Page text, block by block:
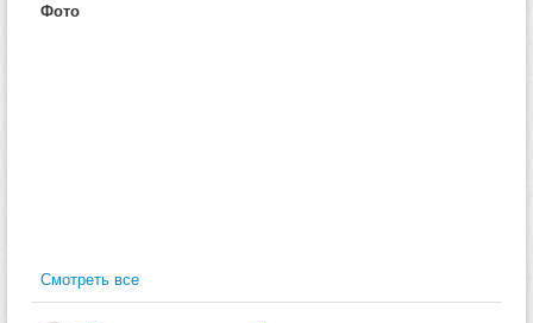
Фото
Смотреть все